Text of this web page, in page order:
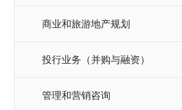
商业和旅游地产规划
投行业务（并购与融资）
管理和营销咨询